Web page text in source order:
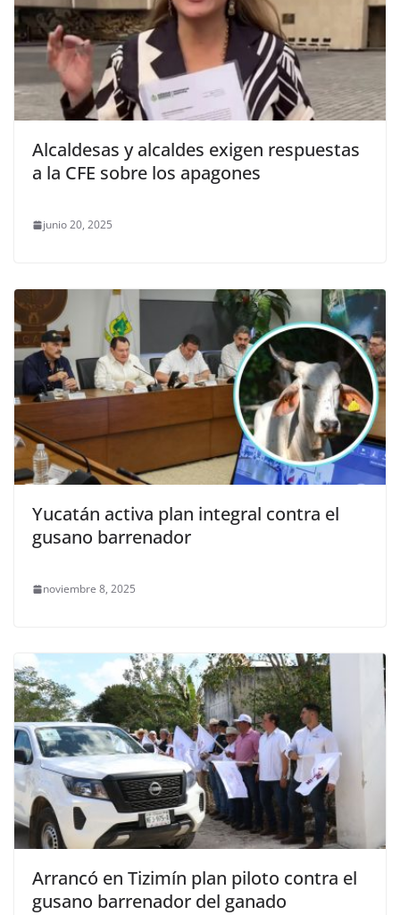
Alcaldesas y alcaldes exigen respuestas
a la CFE sobre los apagones
junio 20, 2025
Yucatán activa plan integral contra el
gusano barrenador
noviembre 8, 2025
Arrancó en Tizimín plan piloto contra el
gusano barrenador del ganado